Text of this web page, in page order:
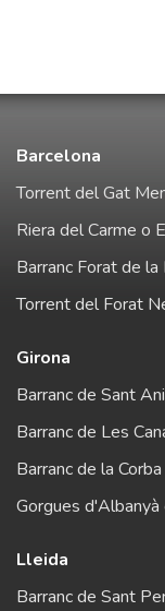
Barcelona
Torrent del Gat
Riera del Carme o
Barranc Forat de la
Torrent del Forat
Girona
Barranc de Sant
Barranc de Les
Barranc de la Corba
Gorgues
Lleida
Barranc de Sant